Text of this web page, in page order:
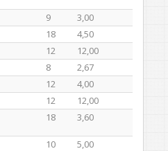
9
3,00
18
4,50
12
12,00
8
2,67
12
4,00
12
12,00
18 3,60
10
5,00